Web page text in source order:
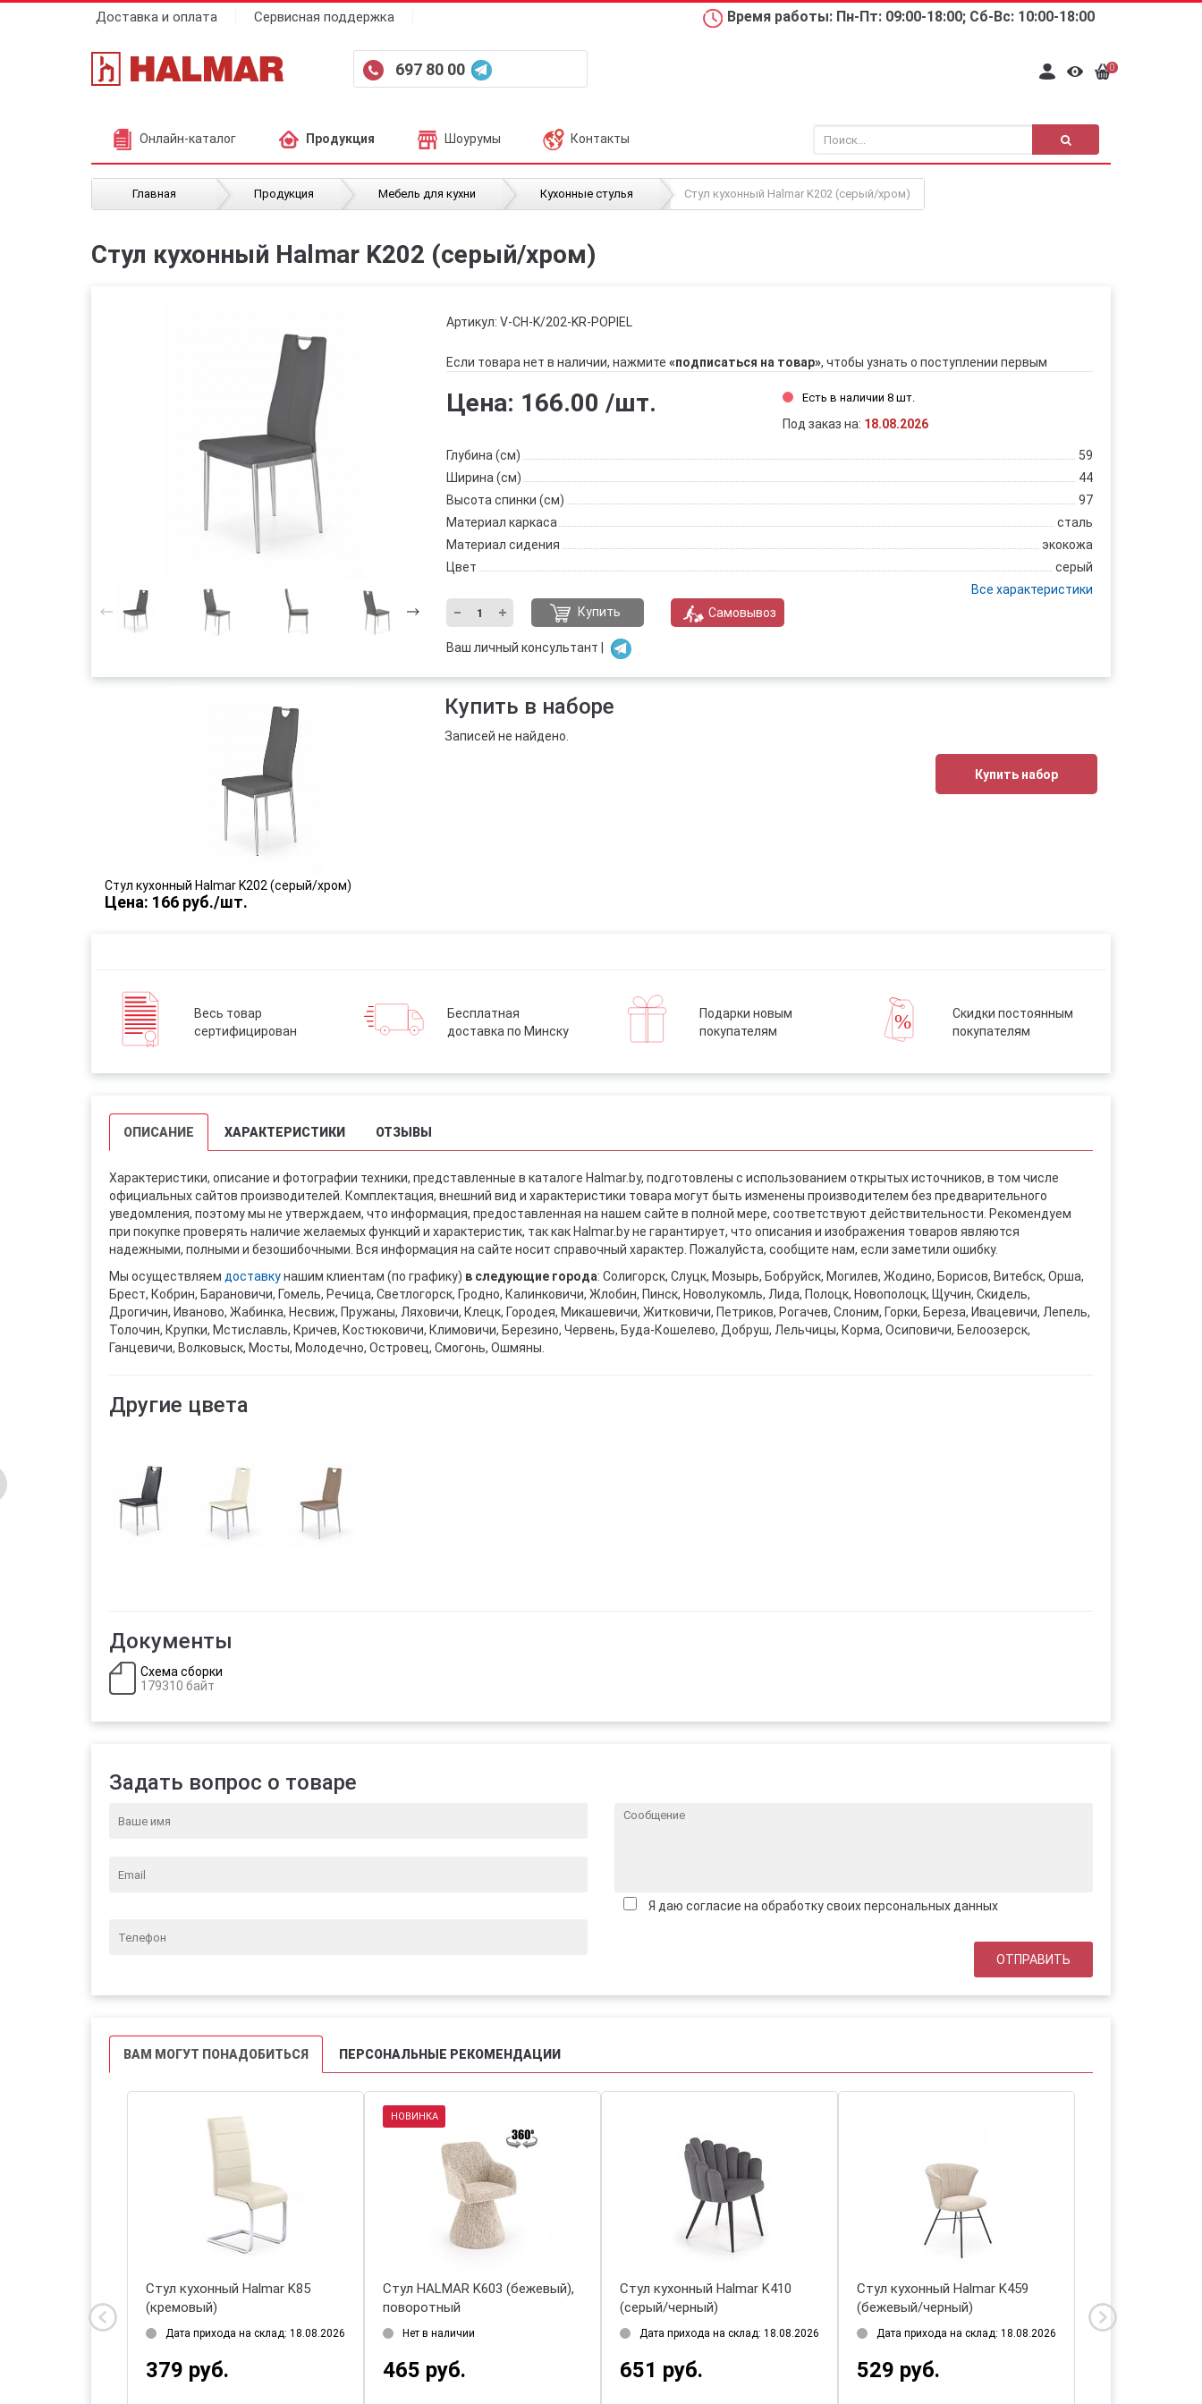
Доставка и оплата Сервисная поддержка Время работы: Пн-Пт: 09:00-18:00; Сб-Вс: 10:00-18:00
697 80 00 0
Онлайн-каталог Продукция Шоурумы Контакты
Главная / Продукция / Мебель для кухни / Кухонные стулья / Стул кухонный Halmar K202 (серый/хром)
Стул кухонный Halmar K202 (серый/хром)
Артикул: V-CH-K/202-KR-POPIEL
Если товара нет в наличии, нажмите «подписаться на товар», чтобы узнать о поступлении первым
Цена: 166.00 /шт. Есть в наличии 8 шт.
Под заказ на: 18.08.2026
Глубина (см)
59
Ширина (см)
44
Высота спинки (см)
97
Материал каркаса
сталь
Материал сидения
экокожа
Цвет
серый
Все характеристики
Купить
Самовывоз
Ваш личный консультант |
Стул кухонный Halmar K202 (серый/хром)
Цена: 166 руб./шт.
Купить в наборе
Записей не найдено.
Купить набор
Весь товар
сертифицирован
Бесплатная
доставка по Минску
Подарки новым
покупателям
Скидки постоянным
покупателям
ОПИСАНИЕ ХАРАКТЕРИСТИКИ ОТЗЫВЫ
Характеристики, описание и фотографии техники, представленные в каталоге Halmar.by, подготовлены с использованием открытых источников, в том числе
официальных сайтов производителей. Комплектация, внешний вид и характеристики товара могут быть изменены производителем без предварительного
уведомления, поэтому мы не утверждаем, что информация, предоставленная на нашем сайте в полной мере, соответствуют действительности. Рекомендуем
при покупке проверять наличие желаемых функций и характеристик, так как Halmar.by не гарантирует, что описания и изображения товаров являются
надежными, полными и безошибочными. Вся информация на сайте носит справочный характер. Пожалуйста, сообщите нам, если заметили ошибку.
Мы осуществляем доставкунашим клиентам (по графику) в следующие города: Солигорск, Слуцк, Мозырь, Бобруйск, Могилев, Жодино, Борисов, Витебск, Орша,
Брест, Кобрин, Барановичи, Гомель, Речица, Светлогорск, Гродно, Калинковичи, Жлобин, Пинск, Новолукомль, Лида, Полоцк, Новополоцк, Щучин, Скидель,
Дрогичин, Иваново, Жабинка, Несвиж, Пружаны, Ляховичи, Клецк, Городея, Микашевичи, Житковичи, Петриков, Рогачев, Слоним, Горки, Береза, Ивацевичи, Лепель,
Толочин, Крупки, Мстиславль, Кричев, Костюковичи, Климовичи, Березино, Червень, Буда-Кошелево, Добруш, Лельчицы, Корма, Осиповичи, Белоозерск,
Ганцевичи, Волковыск, Мосты, Молодечно, Островец, Смогонь, Ошмяны.
Другие цвета
Документы
Схема сборки
179310 байт
Задать вопрос о товаре
Я даю согласие на обработку своих персональных данных
ВАМ МОГУТ ПОНАДОБИТЬСЯ ПЕРСОНАЛЬНЫЕ РЕКОМЕНДАЦИИ
Стул кухонный Halmar K85
(кремовый)
Дата прихода на склад: 18.08.2026
379 руб.
НОВИНКА
Стул HALMAR K603 (бежевый),
поворотный
Нет в наличии
465 руб.
Стул кухонный Halmar K410
(серый/черный)
Дата прихода на склад: 18.08.2026
651 руб.
Стул кухонный Halmar K459
(бежевый/черный)
Дата прихода на склад: 18.08.2026
529 руб.
(серый/черный)